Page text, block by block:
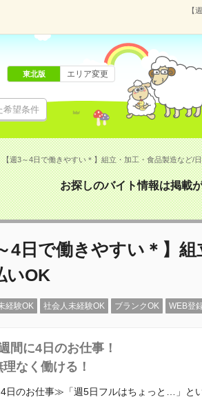
【
希望条件
東北版 エリア変更
【週3～4日で働きやすい＊】組立・加工・食品製造など/
お探しのバイト情報は掲載
4日で働きやすい＊】
いOK
経験OK 社会人未経験OK ブランクOK WEB登
間に4日のお仕事！
理なく働ける！
日のお仕事≫「週5日フルはちょっと…」と